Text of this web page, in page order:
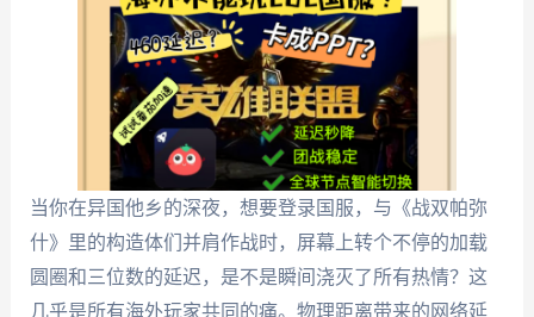
当你在异国他乡的深夜，想要登录国服，与《战双帕弥
什》里的构造体们并肩作战时，屏幕上转个不停的加载
圆圈和三位数的延迟，是不是瞬间浇灭了所有热情？这
几乎是所有海外玩家共同的痛。物理距离带来的网络延